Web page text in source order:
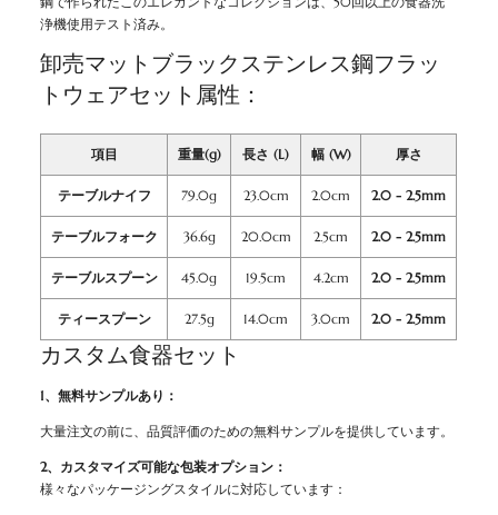
浄機使用テスト済み。
卸売マットブラックステンレス鋼フラッ
トウェアセット属性：
項目 重量(g) 長さ (L) 幅 (W) 厚さ
テーブルナイフ 79.0g 23.0cm 2.0cm 2.0 - 2.5mm
テーブルフォーク 36.6g 20.0cm 2.5cm 2.0 - 2.5mm
テーブルスプーン 45.0g 19.5cm 4.2cm 2.0 - 2.5mm
ティースプーン 27.5g 14.0cm 3.0cm 2.0 - 2.5mm
カスタム食器セット
1、無料サンプルあり：
大量注文の前に、品質評価のための無料サンプルを提供しています。
2、カスタマイズ可能な包装オプション：
様々なパッケージングスタイルに対応しています：